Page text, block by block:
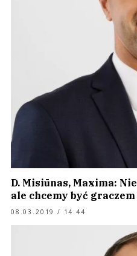
D. Misiūnas, Maxima:
ale chcemy być
08.03.2019 / 14:44